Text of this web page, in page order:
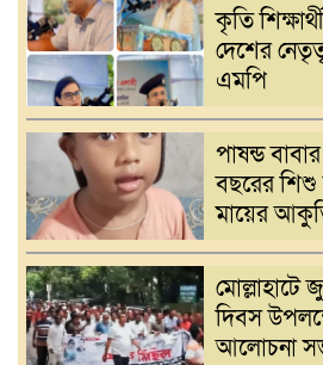
কৃতি
দেশের
এমপি
পাষন্ড
বছরের শিশু
মায়ের
মোল্লাহাটে
দিবস
আলোচনা